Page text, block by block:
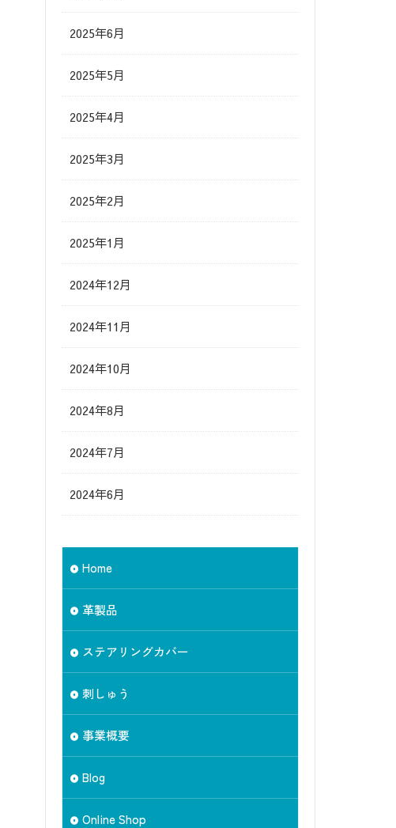
2025年6月
2025年5月
2025年4月
2025年3月
2025年2月
2025年1月
2024年12月
2024年11月
2024年10月
2024年8月
2024年7月
2024年6月
Home
革製品
ステアリングカバー
刺しゅう
事業概要
Blog
Online Shop